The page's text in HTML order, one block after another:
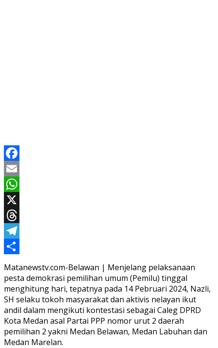
Facebook
Email
WhatsApp
X
Threads
Telegram
Share
Matanewstv.com-Belawan | Menjelang pelaksanaan
pesta demokrasi pemilihan umum (Pemilu) tinggal
menghitung hari, tepatnya pada 14 Pebruari 2024, Nazli,
SH selaku tokoh masyarakat dan aktivis nelayan ikut
andil dalam mengikuti kontestasi sebagai Caleg DPRD
Kota Medan asal Partai PPP nomor urut 2 daerah
pemilihan 2 yakni Medan Belawan, Medan Labuhan dan
Medan Marelan.